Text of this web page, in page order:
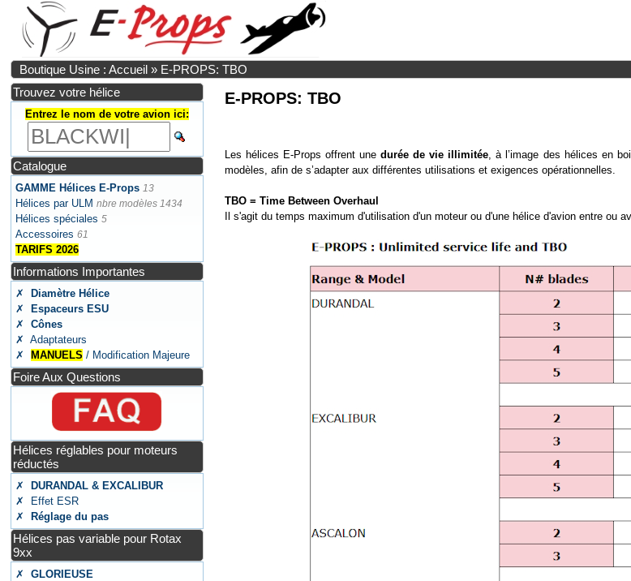
Boutique Usine : Accueil » E-PROPS: TBO
Trouvez votre hélice
Entrez le nom de votre avion ici:
Catalogue
GAMME Hélices E-Props 13
Hélices par ULM nbre modèles 1434
Hélices spéciales 5
Accessoires 61
TARIFS 2026
Informations Importantes
✗
Diamètre Hélice
✗
Espaceurs ESU
✗
Cônes
✗ Adaptateurs
✗
MANUELS / Modification Majeure
Foire Aux Questions
Hélices réglables pour moteurs
réductés
✗
DURANDAL & EXCALIBUR
✗ Effet ESR
✗
Réglage du pas
Hélices pas variable pour Rotax
9xx
✗GLORIEUSE
E-PROPS: TBO
Les hélices E-Props offrent unedurée de vie illimitée, à l’image des hélices en
modèles, afin de s’adapter aux différentes utilisations et exigences opérationnelles.
TBO = Time Between Overhaul
Il s'agit du temps maximum d'utilisation d'un moteur ou d'une hélice d'avion entre ou